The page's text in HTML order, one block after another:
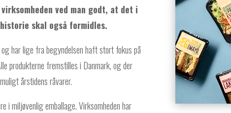
ved man godt, at det i
skal også formidles.
har lige fra begyndelsen haft stort fokus på
produkterne fremstilles i Danmark, og der
årstidens råvarer.
i miljøvenlig emballage. Virksomheden har